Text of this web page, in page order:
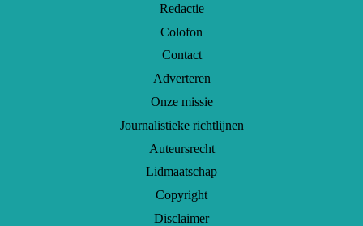
Redactie
Colofon
Contact
Adverteren
Onze missie
Journalistieke richtlijnen
Auteursrecht
Lidmaatschap
Copyright
Disclaimer